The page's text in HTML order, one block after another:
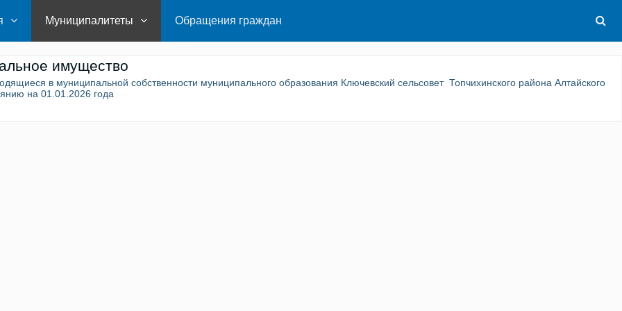
Муниципалитеты Обращения граждан
имущество
в муниципальной собственности муниципального образования Ключевский сельсовет Топчихинского района Алтайского
на 01.01.2026 года